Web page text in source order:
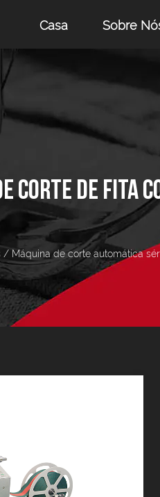
Casa Sobre
CORTE DE FITA
/ Máquina de corte automática